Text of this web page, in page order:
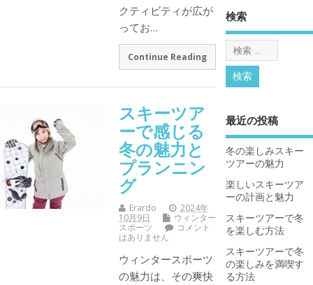
クティビティが広が
ってお…
Continue Reading
スキーツア
ーで感じる
冬の魅力と
プランニン
グ
Erardo
2024年
10月9日
ウィンター
スポーツ
コメント
はありません
ウィンタースポーツ
の魅力は、その爽快
検索
最近の投稿
冬の楽しみスキー
ツアーの魅力
楽しいスキーツア
ーの計画と魅力
スキーツアーで冬
を楽しむ方法
スキーツアーで冬
の楽しみを満喫す
る方法